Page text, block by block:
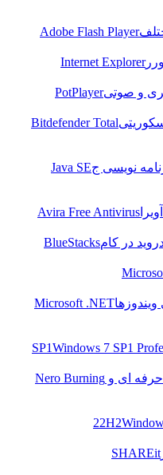
Adobe
Bitdefender
Java SE
Avira Free
Microsoft
Nero